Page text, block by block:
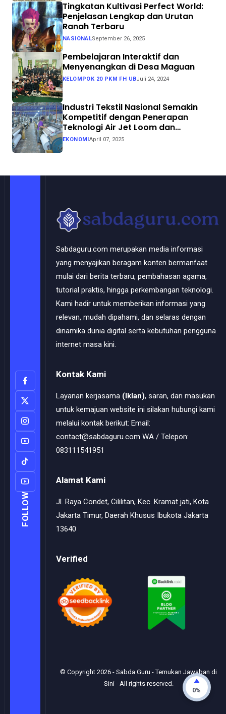
Tingkatan Kultivasi Perfect World:
Penjelasan Lengkap dan Urutan
Ranah Terbaru
NASIONALSeptember 26, 2025
Pembelajaran Interaktif dan
Menyenangkan di Desa Maguan
KELOMPOK 20 PKM FH UBJuli 24, 2024
Industri Tekstil Nasional Semakin
Kompetitif dengan Penerapan
Teknologi Air Jet Loom dan
Continuous Dyeing di CV. Garuda
Solo Perkasa
EKONOMI April 07, 2025
FOLLOW
Sabdaguru.com merupakan media informasi
yang menyajikan beragam konten bermanfaat
mulai dari berita terbaru, pembahasan agama,
tutorial praktis, hingga perkembangan teknologi.
Kami hadir untuk memberikan informasi yang
relevan, mudah dipahami, dan selaras dengan
dinamika dunia digital serta kebutuhan pengguna
internet masa kini.
Kontak Kami
Layanan kerjasama (Iklan), saran, dan masukan
untuk kemajuan website ini silakan hubungi kami
melalui kontak berikut: Email:
contact@sabdaguru.com WA / Telepon:
083111541951
Alamat Kami
Jl. Raya Condet, Cililitan, Kec. Kramat jati, Kota
Jakarta Timur, Daerah Khusus Ibukota Jakarta
13640
Verified
© Copyright2026 -Sabda Guru - Temukan Jawaban di
Sini- All rights reserved.
0%